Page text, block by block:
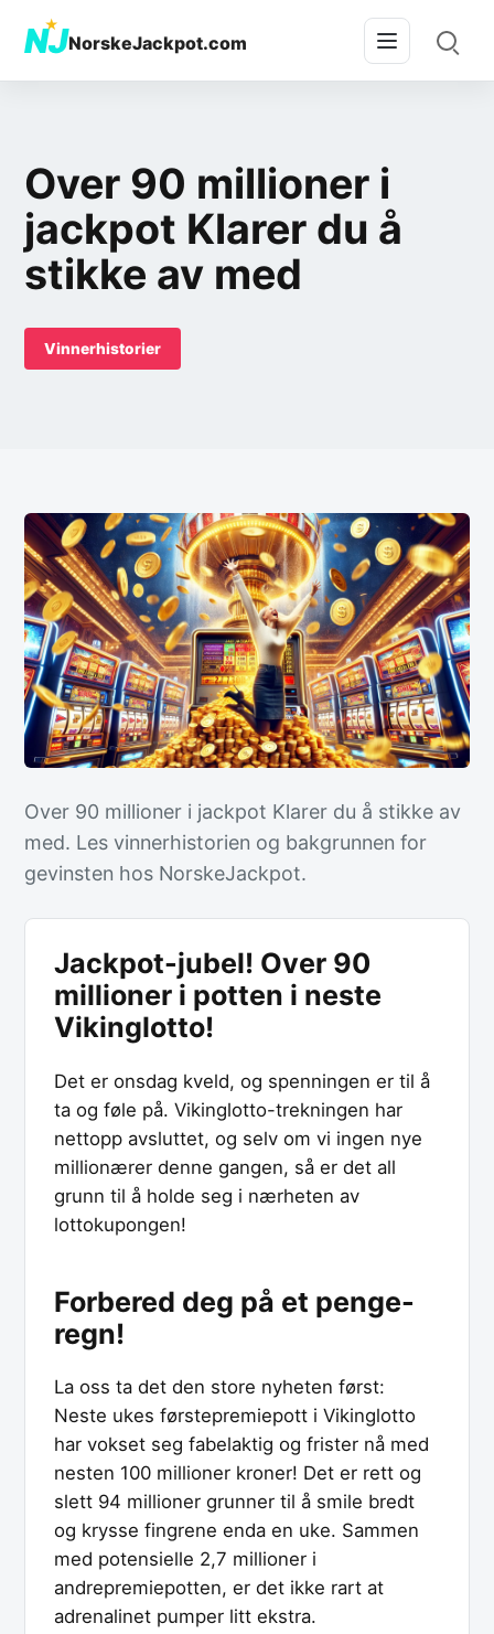
NJ
★
NorskeJackpot.com
Over 90 millioner i
jackpot Klarer du å
stikke av med
Vinnerhistorier
Over 90 millioner i jackpot Klarer du å stikke av
med. Les vinnerhistorien og bakgrunnen for
gevinsten hos NorskeJackpot.
Jackpot-jubel! Over 90
millioner i potten i neste
Vikinglotto!
Det er onsdag kveld, og spenningen er til å
ta og føle på. Vikinglotto-trekningen har
nettopp avsluttet, og selv om vi ingen nye
millionærer denne gangen, så er det all
grunn til å holde seg i nærheten av
lottokupongen!
Forbered deg på et penge-
regn!
La oss ta det den store nyheten først:
Neste ukes førstepremiepott i Vikinglotto
har vokset seg fabelaktig og frister nå med
nesten 100 millioner kroner! Det er rett og
slett 94 millioner grunner til å smile bredt
og krysse fingrene enda en uke. Sammen
med potensielle 2,7 millioner i
andrepremiepotten, er det ikke rart at
adrenalinet pumper litt ekstra.